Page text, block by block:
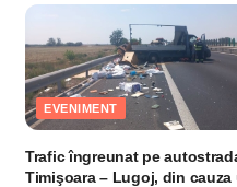
EVENIMENT
Trafic îngreunat pe
Timişoara – Lugoj, din cauza